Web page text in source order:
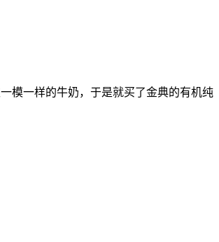
模一样的牛奶，于是就买了金典的有机纯